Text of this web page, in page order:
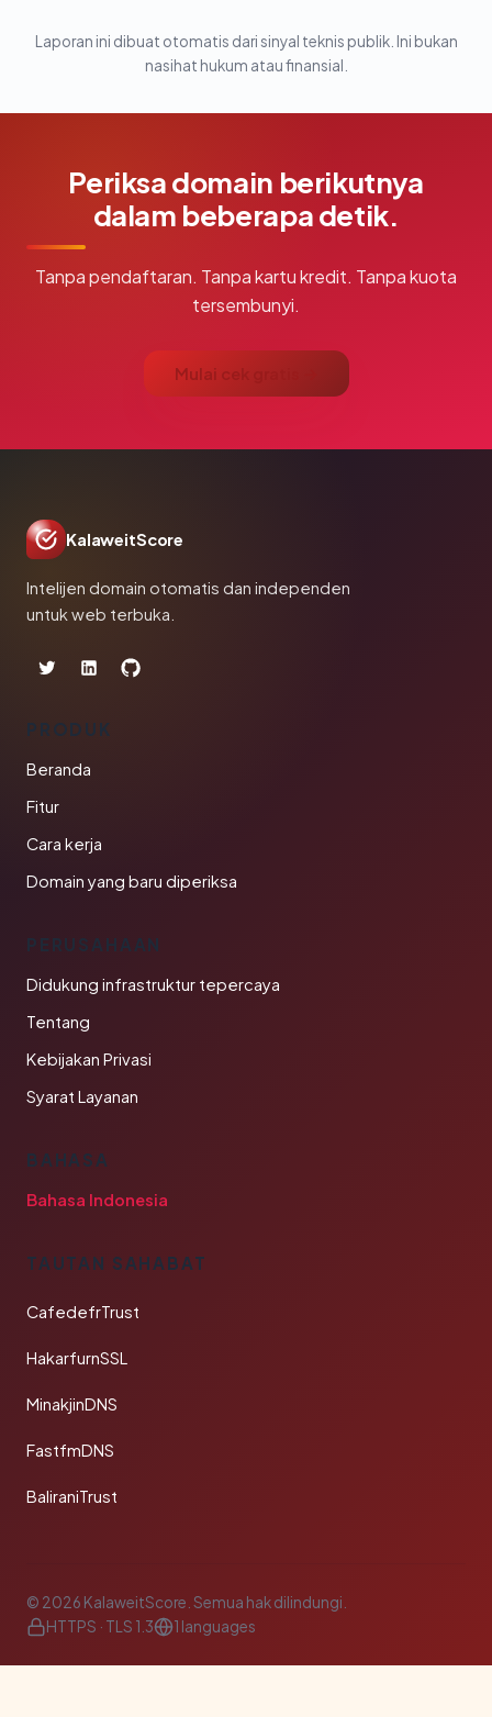
Laporan ini dibuat otomatis dari sinyal teknis publik. Ini bukan
nasihat hukum atau finansial.
Periksa domain berikutnya
dalam beberapa detik.
Tanpa pendaftaran. Tanpa kartu kredit. Tanpa kuota
tersembunyi.
Mulai cek gratis →
KalaweitScore
Intelijen domain otomatis dan independen
untuk web terbuka.
PRODUK
Beranda
Fitur
Cara kerja
Domain yang baru diperiksa
PERUSAHAAN
Didukung infrastruktur tepercaya
Tentang
Kebijakan Privasi
Syarat Layanan
BAHASA
Bahasa Indonesia
TAUTAN SAHABAT
CafedefrTrust
HakarfurnSSL
MinakjinDNS
FastfmDNS
BaliraniTrust
© 2026 KalaweitScore. Semua hak dilindungi.
HTTPS · TLS 1.3
1 languages